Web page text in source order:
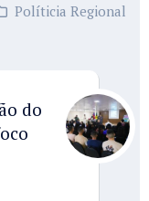
Políticia Regional
do